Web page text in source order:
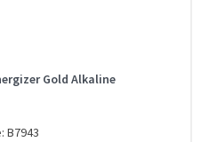
Gold Alkaline
B7943